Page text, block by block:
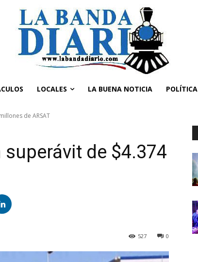
LOCALES LA BUENA NOTICIA POLÍTICA
de ARSAT
superávit de $4.374
0
527